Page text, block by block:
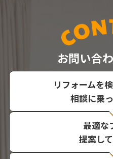
お問い合
リフォームを
相談に乗
最適な
提案し